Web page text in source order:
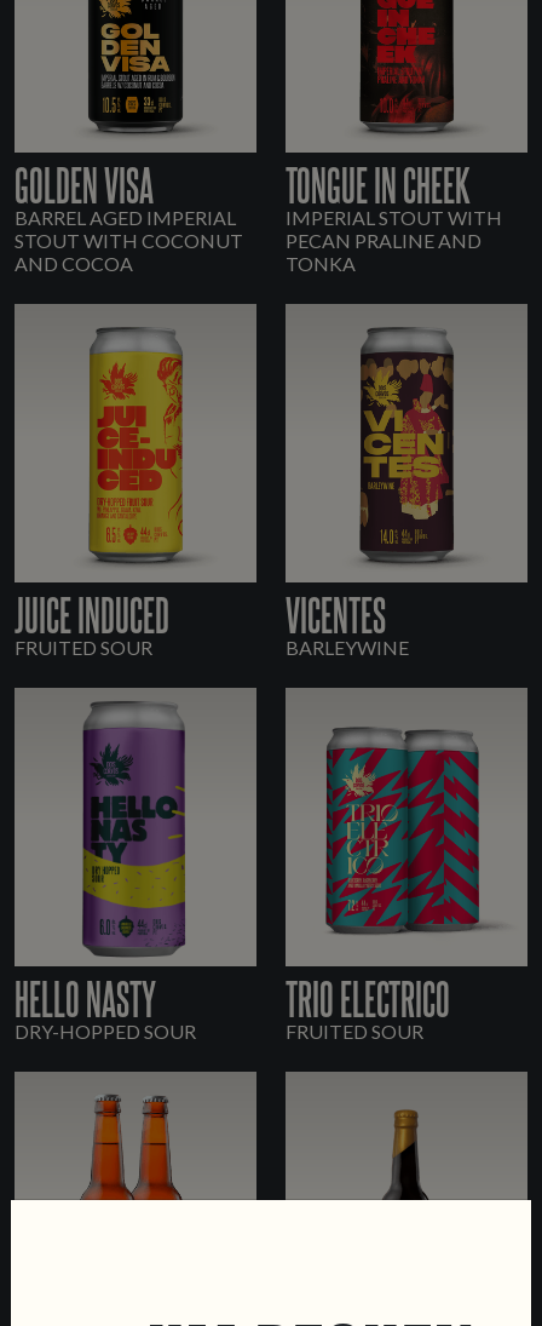
GOLDEN VISA
BARREL AGED IMPERIAL
STOUT WITH COCONUT
AND COCOA
TONGUE IN CHEEK
IMPERIAL STOUT WITH
PECAN PRALINE AND
TONKA
JUICE INDUCED
FRUITED SOUR
VICENTES
BARLEYWINE
HELLO NASTY
DRY-HOPPED SOUR
TRIO ELECTRICO
FRUITED SOUR